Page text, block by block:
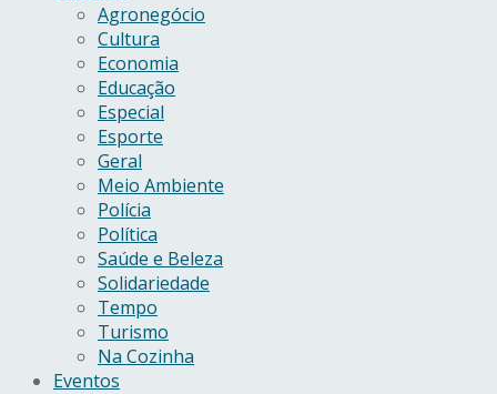
Agronegócio
Cultura
Economia
Educação
Especial
Esporte
Geral
Meio Ambiente
Polícia
Política
Saúde e Beleza
Solidariedade
Tempo
Turismo
Na Cozinha
Eventos